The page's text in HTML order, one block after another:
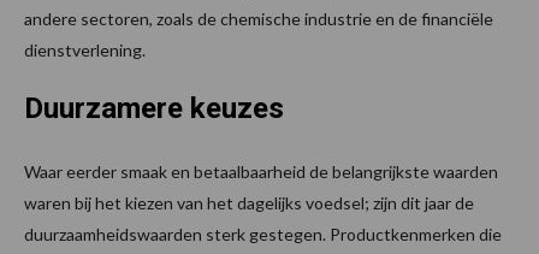
andere sectoren, zoals de chemische industrie en de financiële
dienstverlening.
Duurzamere keuzes
Waar eerder smaak en betaalbaarheid de belangrijkste waarden
waren bij het kiezen van het dagelijks voedsel; zijn dit jaar de
duurzaamheidswaarden sterk gestegen. Productkenmerken die